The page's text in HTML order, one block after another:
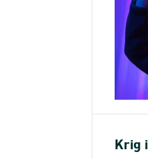
Krig